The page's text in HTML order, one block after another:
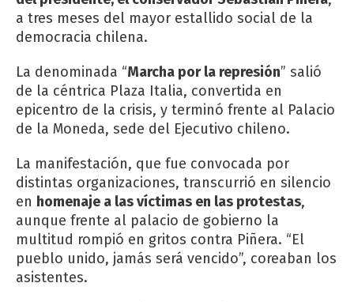
a tres meses del mayor estallido social de la
democracia chilena.
La denominada “Marcha por la represión” salió
de la céntrica Plaza Italia, convertida en
epicentro de la crisis, y terminó frente al Palacio
de la Moneda, sede del Ejecutivo chileno.
La manifestación, que fue convocada por
distintas organizaciones, transcurrió en silencio
en homenaje a las víctimas en las protestas,
aunque frente al palacio de gobierno la
multitud rompió en gritos contra Piñera. “El
pueblo unido, jamás será vencido”, coreaban los
asistentes.